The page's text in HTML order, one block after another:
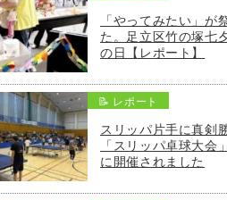
「やってみたい」が
た。足立区竹の塚七
の日【レポート】
📝 レポート
スリッパ片手に真剣
「スリッパ卓球大会
に開催されました